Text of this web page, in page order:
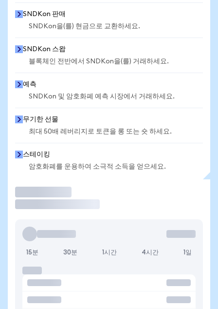
SNDKon 판매
SNDKon을(를) 현금으로 교환하세요.
SNDKon 스왑
블록체인 전반에서 SNDKon을(를) 거래하세요.
예측
SNDKon 및 암호화폐 예측 시장에서 거래하세요.
무기한 선물
최대 50배 레버리지로 토큰을 롱 또는 숏 하세요.
스테이킹
암호화폐를 운용하여 소극적 소득을 얻으세요.
15분 30분 1시간 4시간 1일